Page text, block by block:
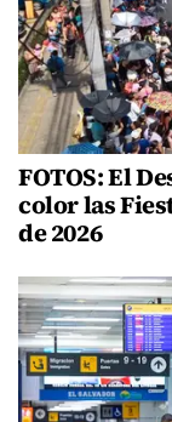
FOTOS: El
color las
de 2026